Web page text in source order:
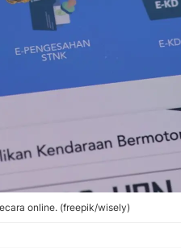
online. (freepik/wisely)